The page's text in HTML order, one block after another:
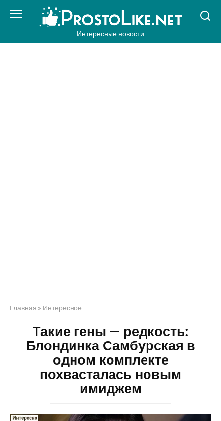
Интересные новости
Главная » Интересное
Такие гены — редкость:
Блондинка Самбурская в
одном комплекте
похвасталась новым
имиджем